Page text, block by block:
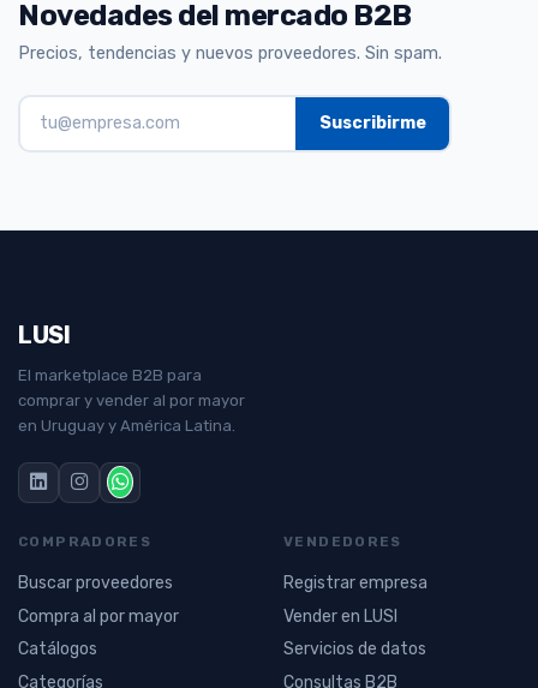
Novedades del mercado B2B
Precios, tendencias y nuevos proveedores. Sin spam.
LUSI
El marketplace B2B para
comprar y vender al por mayor
en Uruguay y América Latina.
COMPRADORES
Buscar proveedores
Compra al por mayor
Catálogos
Categorías
VENDEDORES
Registrar empresa
Vender en LUSI
Servicios de datos
Consultas B2B